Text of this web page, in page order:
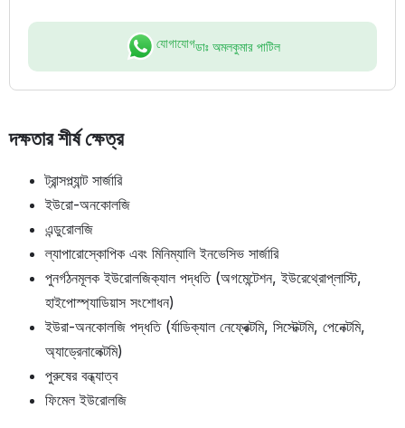
যোগাযোগডাঃ অমলকুমার পাটিল
দক্ষতার শীর্ষ ক্ষেত্র
ট্রান্সপ্ল্যান্ট সার্জারি
ইউরো-অনকোলজি
এন্ডুরোলজি
ল্যাপারোস্কোপিক এবং মিনিম্যালি ইনভেসিভ সার্জারি
পুনর্গঠনমূলক ইউরোলজিক্যাল পদ্ধতি (অগমেন্টেশন, ইউরেথ্রোপ্লাস্টি,
হাইপোস্প্যাডিয়াস সংশোধন)
ইউরা-অনকোলজি পদ্ধতি (র্যাডিক্যাল নেফ্রেক্টমি, সিস্টেক্টমি, পেনেক্টমি,
অ্যাড্রেনালেক্টমি)
পুরুষের বন্ধ্যাত্ব
ফিমেল ইউরোলজি